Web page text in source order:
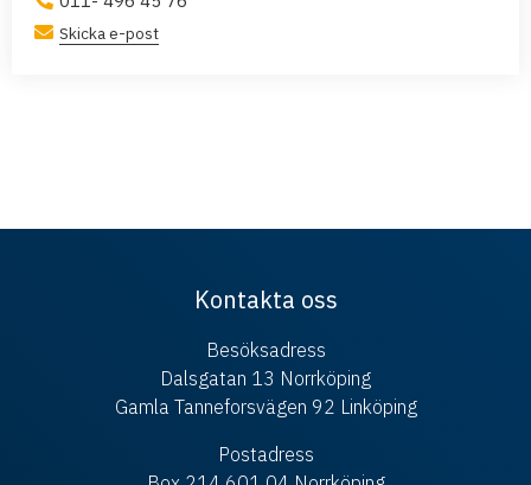
Skicka e-post
Kontakta oss
Besöksadress
Dalsgatan 13 Norrköping
Gamla Tanneforsvägen 92 Linköping
Postadress